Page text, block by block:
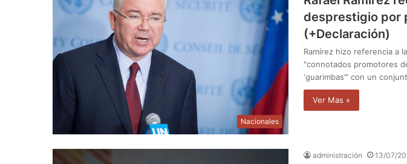
Nacionales
desprestigio por
(+Declaración)
Ramírez hizo referencia a
"connotados promotores
‘guarimbas’" con un
Ver Mas »
administración 13/07/